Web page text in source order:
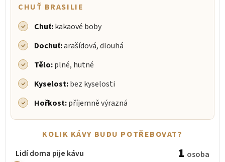
CHUŤ BRASILIE
Chuť:kakaové boby
Dochuť:arašídová, dlouhá
Tělo:plné, hutné
Kyselost:bez kyselosti
Hořkost:příjemně výrazná
KOLIK KÁVY BUDU POTŘEBOVAT?
Lidí doma pije kávu
1 osoba